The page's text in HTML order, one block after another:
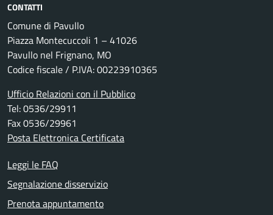
CONTATTI
Comune di Pavullo
Piazza Montecuccoli 1 – 41026
Pavullo nel Frignano, MO
Codice fiscale / P.IVA: 00223910365
Ufficio Relazioni con il Pubblico
Tel: 0536/29911
Fax 0536/29961
Posta Elettronica Certificata
Leggi le FAQ
Segnalazione disservizio
Prenota appuntamento